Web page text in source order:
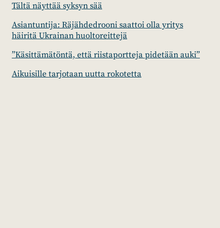
Tältä näyttää syksyn sää
Asiantuntija: Räjähdedrooni saattoi olla yritys
häiritä Ukrainan huoltoreittejä
”Käsittämätöntä, että riistaportteja pidetään auki”
Aikuisille tarjotaan uutta rokotetta